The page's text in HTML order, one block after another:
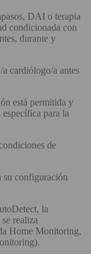
DAI o terapia
condicionada con
durante y
cardiólogo/a antes
está permitida y
para la
de
su configuración
la
realiza
Home Monitoring,